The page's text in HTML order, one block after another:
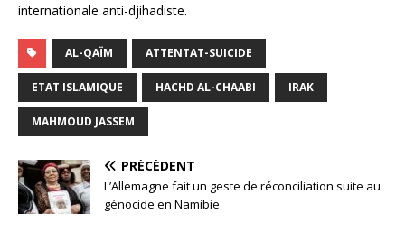
internationale anti-djihadiste.
AL-QAÏM ATTENTAT-SUICIDE
ETAT ISLAMIQUE HACHD AL-CHAABI IRAK
MAHMOUD JASSEM
PRÉCÉDENT
L’Allemagne fait un geste de réconciliation suite au
génocide en Namibie